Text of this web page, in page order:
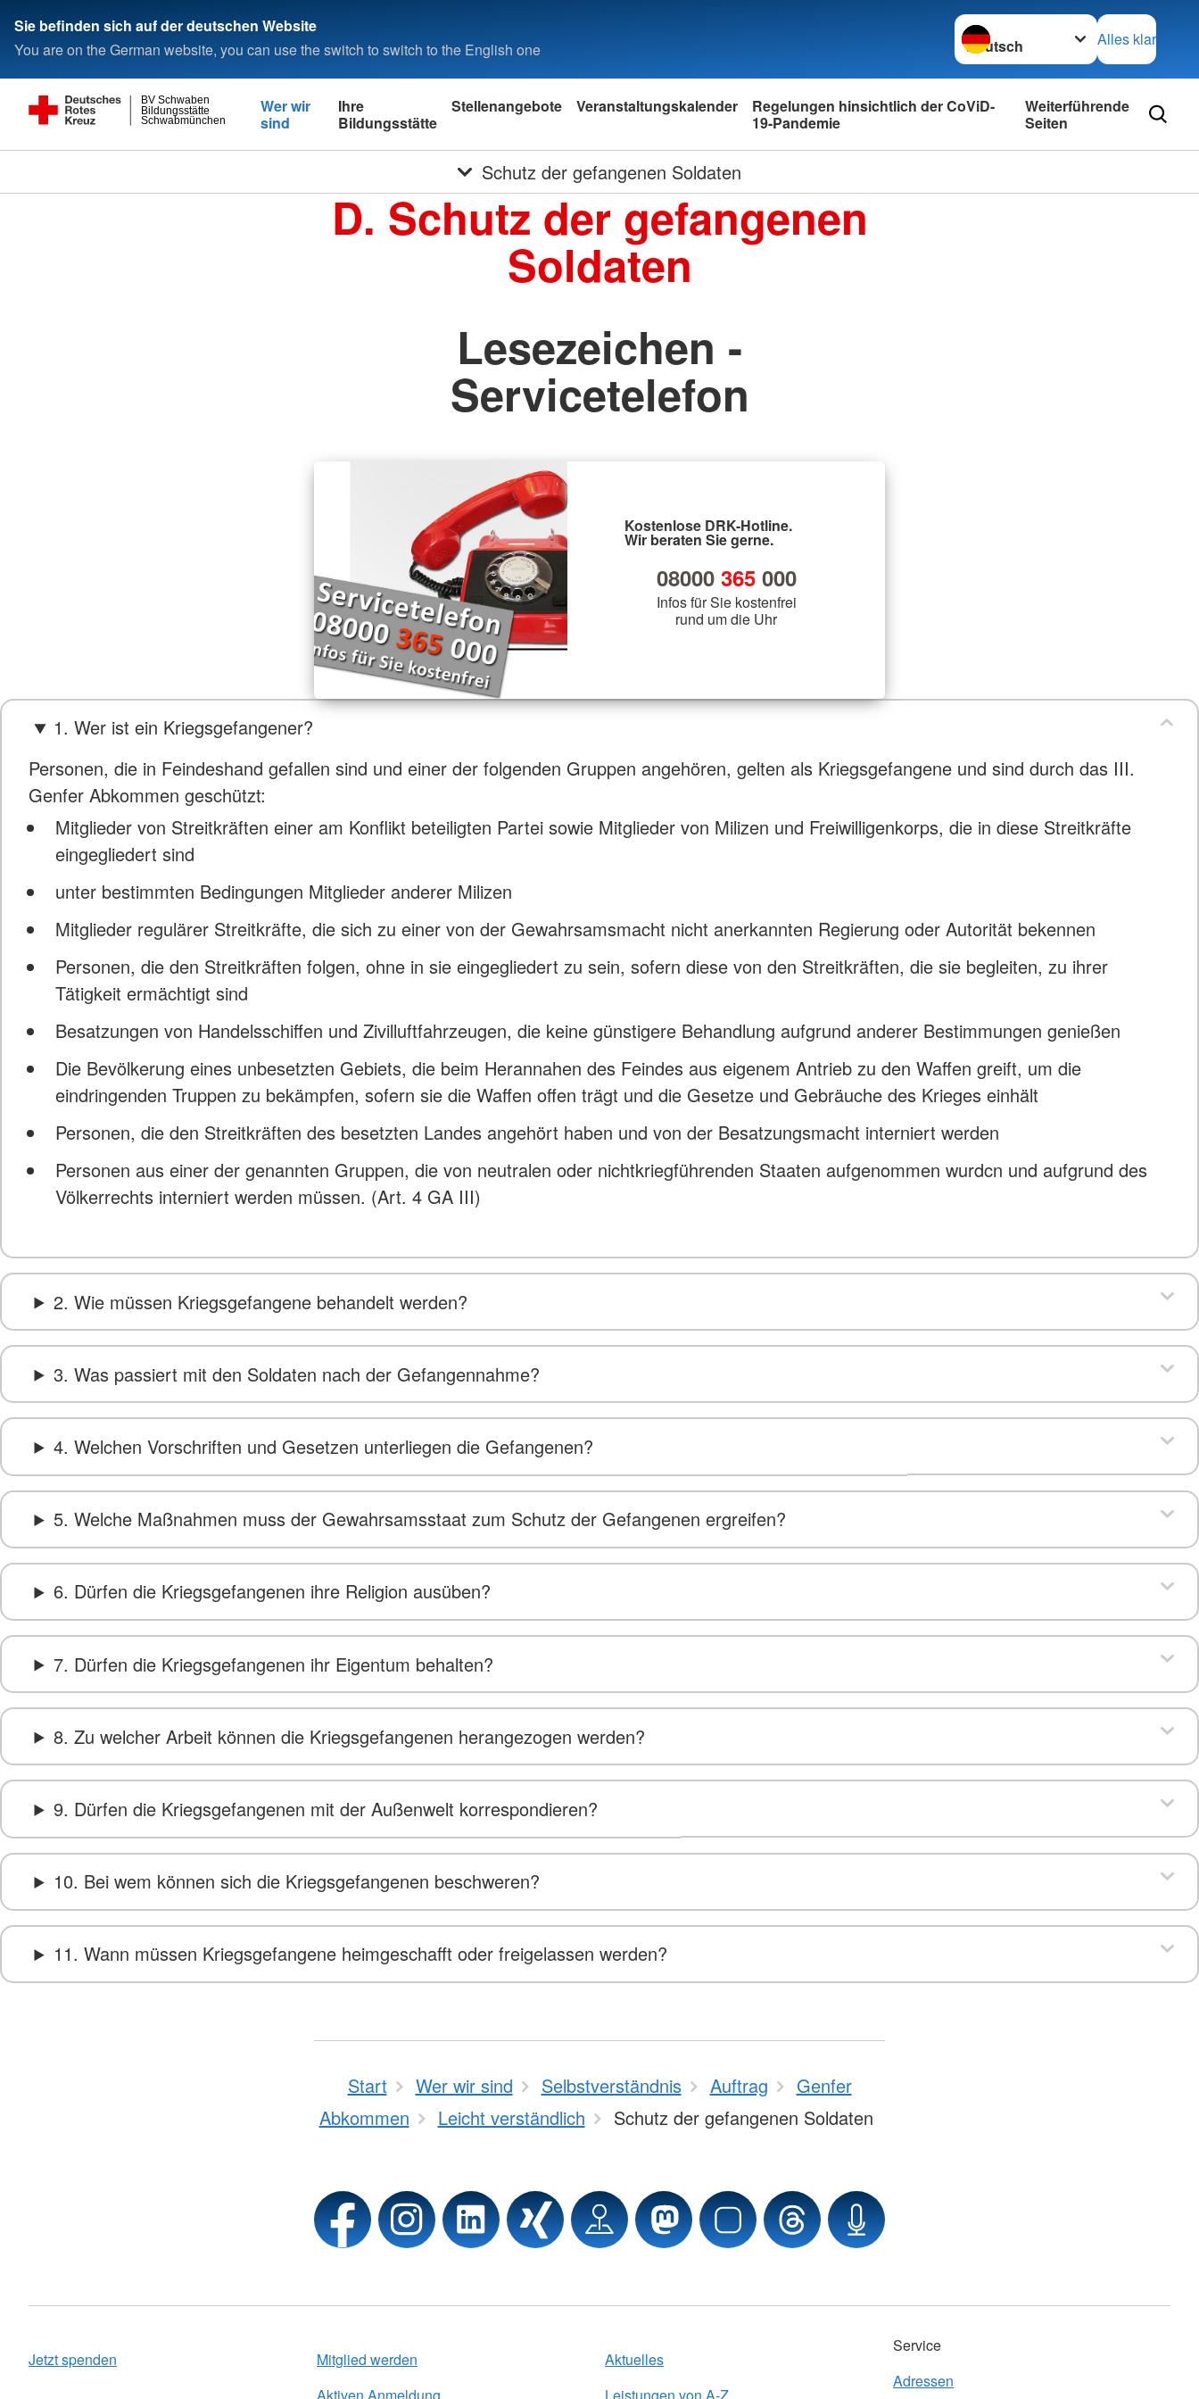
Sie befinden sich auf der deutschen Website
You are on the German website, you can use the switch to switch to the English one
Sprache wechseln zu
Alles klar
Schwabmünchen
Bildungsstätte
BV Schwaben
Wer wir
sind
Ihre
Bildungsstätte
Stellenangebote Veranstaltungskalender
Regelungen hinsichtlich der CoViD-
19-Pandemie
Weiterführende
Seiten
Schutz der gefangenen Soldaten
D. Schutz der gefangenen
Soldaten
Lesezeichen -
Servicetelefon
Kostenlose DRK-Hotline.
Wir beraten Sie gerne.
08000 365000
Infos für Sie kostenfrei
rund um die Uhr
1. Wer ist ein Kriegsgefangener?
Personen, die in Feindeshand gefallen sind und einer der folgenden Gruppen angehören, gelten als Kriegsgefangene und sind durch das III.
Genfer Abkommen geschützt:
Mitglieder von Streitkräften einer am Konflikt beteiligten Partei sowie Mitglieder von Milizen und Freiwilligenkorps, die in diese Streitkräfte
eingegliedert sind
unter bestimmten Bedingungen Mitglieder anderer Milizen
Mitglieder regulärer Streitkräfte, die sich zu einer von der Gewahrsamsmacht nicht anerkannten Regierung oder Autorität bekennen
Personen, die den Streitkräften folgen, ohne in sie eingegliedert zu sein, sofern diese von den Streitkräften, die sie begleiten, zu ihrer
Tätigkeit ermächtigt sind
Besatzungen von Handelsschiffen und Zivilluftfahrzeugen, die keine günstigere Behandlung aufgrund anderer Bestimmungen genießen
Die Bevölkerung eines unbesetzten Gebiets, die beim Herannahen des Feindes aus eigenem Antrieb zu den Waffen greift, um die
eindringenden Truppen zu bekämpfen, sofern sie die Waffen offen trägt und die Gesetze und Gebräuche des Krieges einhält
Personen, die den Streitkräften des besetzten Landes angehört haben und von der Besatzungsmacht interniert werden
Personen aus einer der genannten Gruppen, die von neutralen oder nichtkriegführenden Staaten aufgenommen wurdcn und aufgrund des
Völkerrechts interniert werden müssen. (Art. 4 GA III)
2. Wie müssen Kriegsgefangene behandelt werden?
3. Was passiert mit den Soldaten nach der Gefangennahme?
4. Welchen Vorschriften und Gesetzen unterliegen die Gefangenen?
5. Welche Maßnahmen muss der Gewahrsamsstaat zum Schutz der Gefangenen ergreifen?
6. Dürfen die Kriegsgefangenen ihre Religion ausüben?
7. Dürfen die Kriegsgefangenen ihr Eigentum behalten?
8. Zu welcher Arbeit können die Kriegsgefangenen herangezogen werden?
9. Dürfen die Kriegsgefangenen mit der Außenwelt korrespondieren?
10. Bei wem können sich die Kriegsgefangenen beschweren?
11. Wann müssen Kriegsgefangene heimgeschafft oder freigelassen werden?
Start Wer wir sind Selbstverständnis Auftrag
Genfer
Abkommen
Leicht verständlich Schutz der gefangenen Soldaten
Jetzt spenden
Mitglied werden
Aktuelles
Service
Adressen